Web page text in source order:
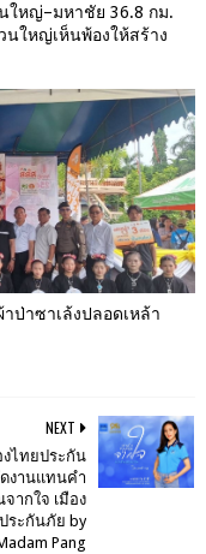
ใหญ่–มหาชัย 36.8 กม.
ใหญ่เห็นพ้องให้สร้าง
ป่าซาเล้งปลอดเหล้า
NEXT
งไทยประกัน
งานแทนคำ
ากใจ เมือง
ระกันภัย by
Pang